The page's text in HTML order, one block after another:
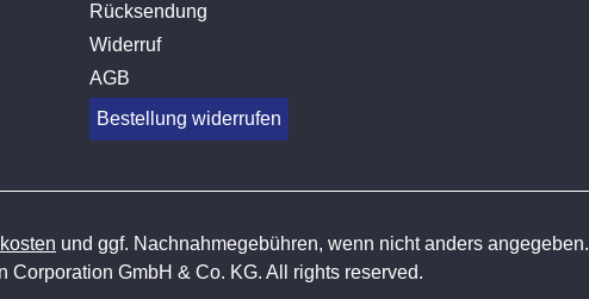
Rücksendung
Widerruf
AGB
Bestellung widerrufen
und ggf. Nachnahmegebühren, wenn nicht anders angegeben.
GmbH & Co. KG. All rights reserved.